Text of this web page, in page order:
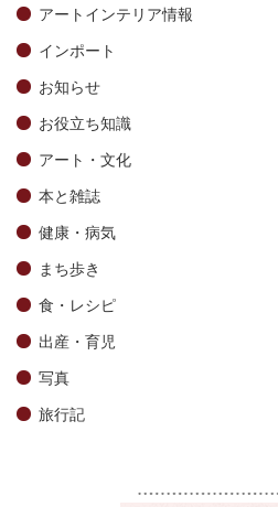
アートインテリア情報
インポート
お知らせ
お役立ち知識
アート・文化
本と雑誌
健康・病気
まち歩き
食・レシピ
出産・育児
写真
旅行記